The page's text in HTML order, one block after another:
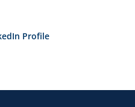
Profile